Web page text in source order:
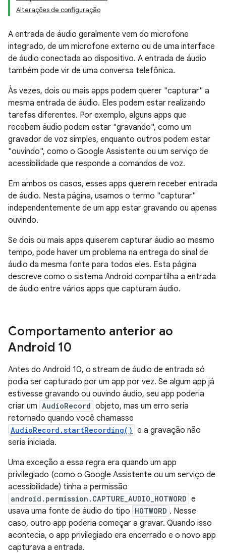
Alterações de configuração
A entrada de áudio geralmente vem do microfone
integrado, de um microfone externo ou de uma interface
de áudio conectada ao dispositivo. A entrada de áudio
também pode vir de uma conversa telefônica.
Às vezes, dois ou mais apps podem querer "capturar" a
mesma entrada de áudio. Eles podem estar realizando
tarefas diferentes. Por exemplo, alguns apps que
recebem áudio podem estar "gravando", como um
gravador de voz simples, enquanto outros podem estar
"ouvindo", como o Google Assistente ou um serviço de
acessibilidade que responde a comandos de voz.
Em ambos os casos, esses apps querem receber entrada
de áudio. Nesta página, usamos o termo "capturar"
independentemente de um app estar gravando ou apenas
ouvindo.
Se dois ou mais apps quiserem capturar áudio ao mesmo
tempo, pode haver um problema na entrega do sinal de
áudio da mesma fonte para todos eles. Esta página
descreve como o sistema Android compartilha a entrada
de áudio entre vários apps que capturam áudio.
Comportamento anterior ao
Android 10
Antes do Android 10, o stream de áudio de entrada só
podia ser capturado por um app por vez. Se algum app já
estivesse gravando ou ouvindo áudio, seu app poderia
criar um AudioRecord objeto, mas um erro seria
retornado quando você chamasse
AudioRecord.startRecording() e a gravação não
seria iniciada.
Uma exceção a essa regra era quando um app
privilegiado (como o Google Assistente ou um serviço de
acessibilidade) tinha a permissão
android.permission.CAPTURE_AUDIO_HOTWORD e
usava uma fonte de áudio do tipo HOTWORD . Nesse
caso, outro app poderia começar a gravar. Quando isso
acontecia, o app privilegiado era encerrado e o novo app
capturava a entrada.